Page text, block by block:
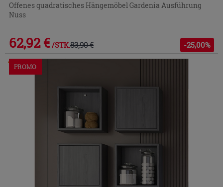
Offenes quadratisches Hängemöbel Gardenia Ausführung
Nuss
62,92 € /STK.83,90 € -25,00%
Im Geschäft oder über den Kundenservice bestellbar
PROMO